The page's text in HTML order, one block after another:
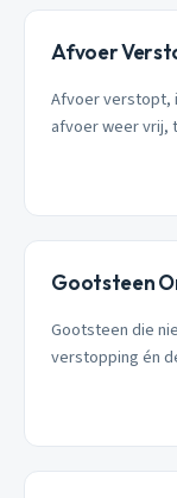
Afvoer
Afvoer verstopt,
afvoer weer vrij,
Gootsteen
Gootsteen die
verstopping én